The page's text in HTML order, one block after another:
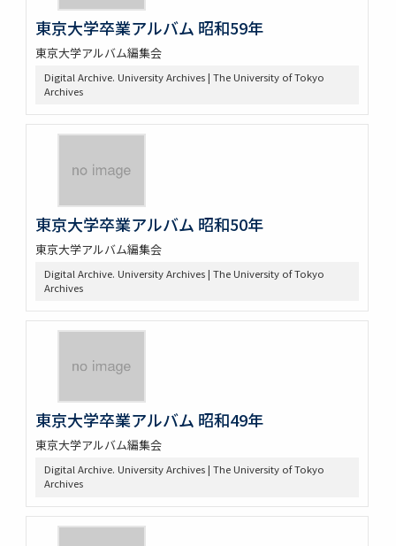
東京大学卒業アルバム 昭和59年
東京大学アルバム編集会
Digital Archive. University Archives | The University of Tokyo
Archives
東京大学卒業アルバム 昭和50年
東京大学アルバム編集会
Digital Archive. University Archives | The University of Tokyo
Archives
東京大学卒業アルバム 昭和49年
東京大学アルバム編集会
Digital Archive. University Archives | The University of Tokyo
Archives